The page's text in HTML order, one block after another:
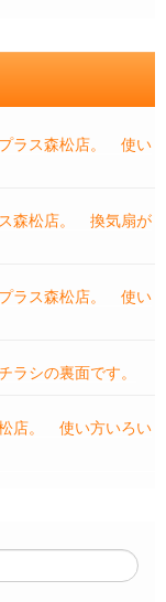
ラス森松店。 使い
森松店。 換気扇が
ラス森松店。 使い
シの裏面です。
店。 使い方いろい